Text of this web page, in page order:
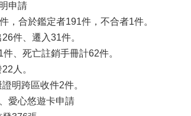
申請
，合於鑑定者191件，不合者1件。
件、遷入31件。
、死亡註銷手冊計62件。
人。
明跨區收件2件。
愛心悠遊卡申請